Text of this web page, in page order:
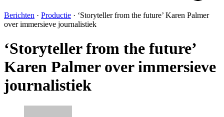
Berichten · Productie · ‘Storyteller from the future’ Karen Palmer
over immersieve journalistiek
‘Storyteller from the future’
Karen Palmer over immersieve
journalistiek